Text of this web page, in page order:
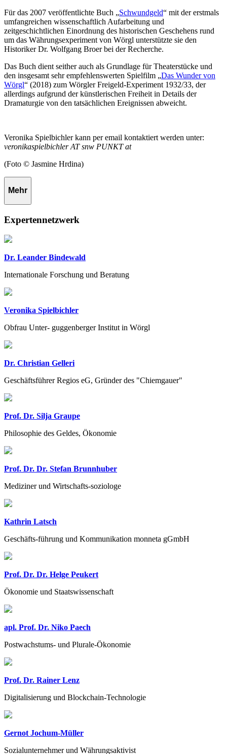
Für das 2007 veröffentlichte Buch „Schwundgeld“ mit der erstmals
umfangreichen wissenschaftlich Aufarbeitung und
zeitgeschichtlichen Einordnung des historischen Geschehens rund
um das Währungsexperiment von Wörgl unterstützte sie den
Historiker Dr. Wolfgang Broer bei der Recherche.
Das Buch dient seither auch als Grundlage für Theaterstücke und
den insgesamt sehr empfehlenswerten Spielfilm „Das Wunder von
Wörgl“ (2018) zum Wörgler Freigeld-Experiment 1932/33, der
allerdings aufgrund der künstlerischen Freiheit in Details der
Dramaturgie von den tatsächlichen Ereignissen abweicht.
Veronika Spielbichler kann per email kontaktiert werden unter:
veronikaspielbichler AT snw PUNKT at
(Foto © Jasmine Hrdina)
Mehr
Expertennetzwerk
Dr. Leander Bindewald
Internationale Forschung und Beratung
Veronika Spielbichler
Obfrau Unter- guggenberger Institut in Wörgl
Dr. Christian Gelleri
Geschäftsführer Regios eG, Gründer des "Chiemgauer"
Prof. Dr. Silja Graupe
Philosophie des Geldes, Ökonomie
Prof. Dr. Dr. Stefan Brunnhuber
Mediziner und Wirtschafts-soziologe
Kathrin Latsch
Geschäfts-führung und Kommunikation monneta gGmbH
Prof. Dr. Dr. Helge Peukert
Ökonomie und Staatswissenschaft
apl. Prof. Dr. Niko Paech
Postwachstums- und Plurale-Ökonomie
Prof. Dr. Rainer Lenz
Digitalisierung und Blockchain-Technologie
Gernot Jochum-Müller
Sozialunternehmer und Währungsaktivist